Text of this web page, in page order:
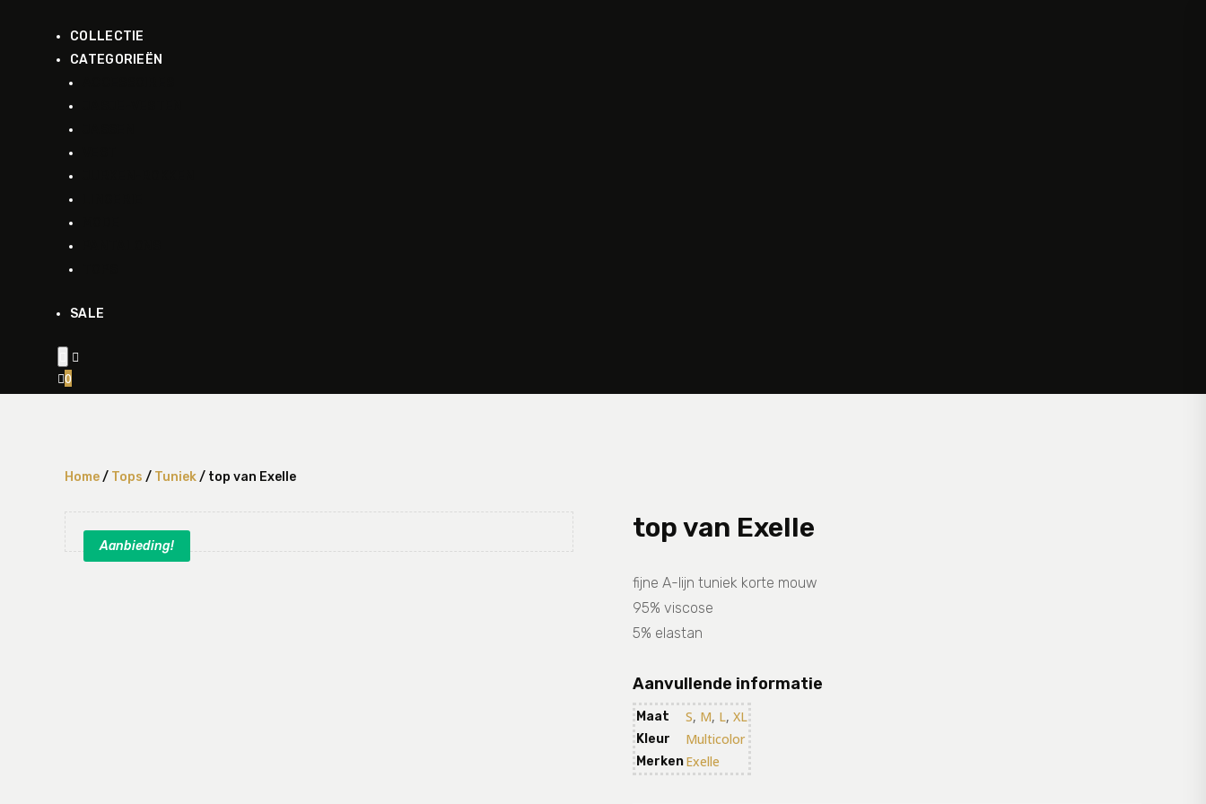
COLLECTIE
CATEGORIEËN
SALE

0
Home/ Tops / Tuniek/ top van Exelle
Aanbieding!
top van Exelle
fijne A-lijn tuniek korte mouw
95% viscose
5% elastan
Aanvullende informatie
Maat S, M, L, XL
Kleur Multicolor
MerkenExelle